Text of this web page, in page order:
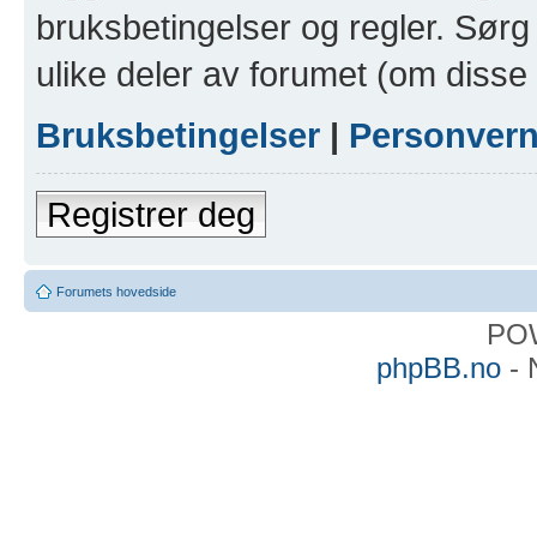
bruksbetingelser og regler.
ulike deler av forumet (om
Bruksbetingelser |
Registrer deg
Forumets hovedside
phpBB.no-